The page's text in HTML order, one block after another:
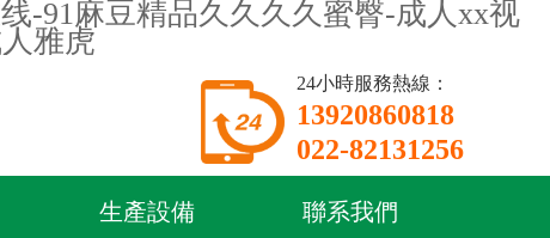
-91麻豆精品久久久久蜜臀-成人xx视
雅虎
24小時服務熱線：
13920860818
022-82131256
生產設備 聯系我們